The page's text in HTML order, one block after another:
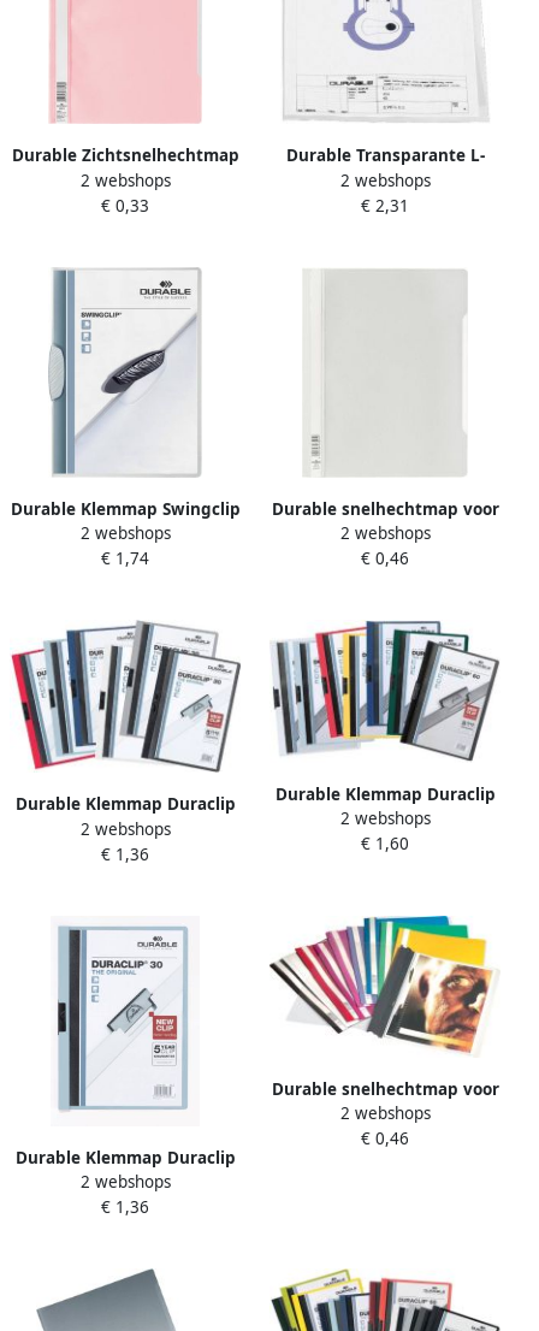
Durable Zichtsnelhechtmap
A4 pak van 50 Rose
2 webshops
€ 0,33
Durable Transparante L-
map STANDARD A4
kristalhelder PP zakje van
2 webshops
€ 2,31
Durable Klemmap Swingclip
30 vellen wit
2 webshops
€ 1,74
Durable snelhechtmap voor
showtassen wit
2 webshops
€ 0,46
Durable Klemmap Duraclip
A4 3mm 30 vellen
aubergine
2 webshops
€ 1,36
Durable Klemmap Duraclip
A4 6mm 60 vellen blauw
2 webshops
€ 1,60
Durable Klemmap Duraclip
A4 3mm 30 vellen
lichtblauw
2 webshops
€ 1,36
Durable snelhechtmap voor
showtassen zwart
2 webshops
€ 0,46